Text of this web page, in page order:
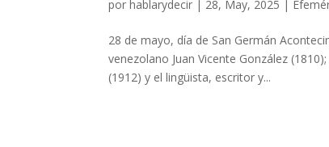
porhablarydecir | 28, May, 2025 |
28 de mayo, día de San Germán
venezolano Juan Vicente González
(1912) y el lingüista, escritor y...